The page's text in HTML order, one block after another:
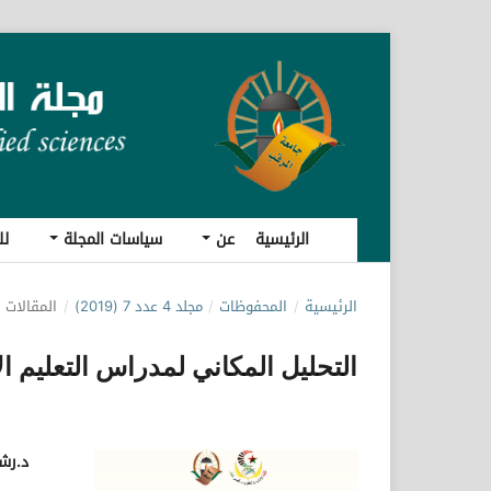
الرئيسية عن سياسات المجلة
الرئيسية / المحفوظات / مجلد 4 عدد 7 (2019) / المقالات
التحليل المكاني لمدراس